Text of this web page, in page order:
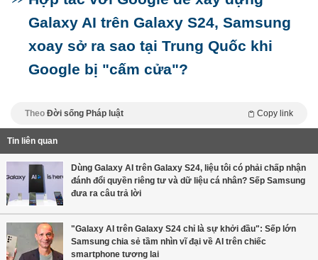
Galaxy AI trên Galaxy S24, Samsung
xoay sở ra sao tại Trung Quốc khi
Google bị "cấm cửa"?
Theo Đời sống Pháp luật Copy link
Tin liên quan
Dùng Galaxy AI trên Galaxy S24, liệu tôi có phải chấp nhận
đánh đổi quyền riêng tư và dữ liệu cá nhân? Sếp Samsung
đưa ra câu trả lời
"Galaxy AI trên Galaxy S24 chỉ là sự khởi đầu": Sếp lớn
Samsung chia sẻ tầm nhìn vĩ đại về AI trên chiếc
smartphone tương lai